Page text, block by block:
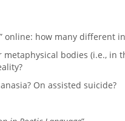
online: how many different
bodies (i.e.,
On assisted suicide?